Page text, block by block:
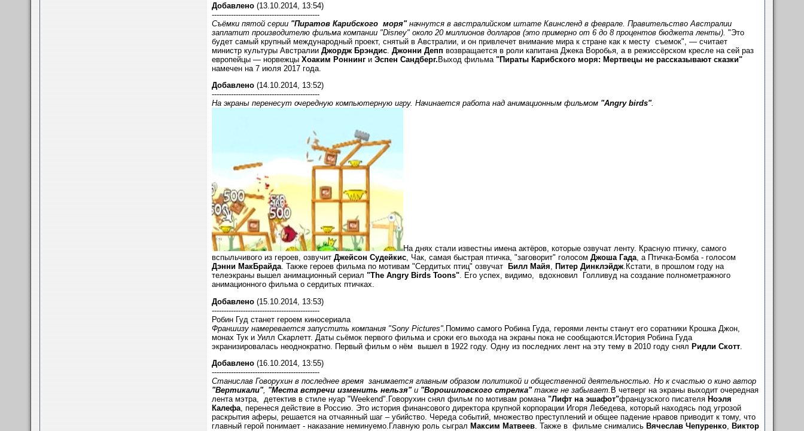
Добавлено(13.10.2014, 13:54)
---------------------------------------------
Съёмки пятой серии "Пиратов Карибского моря"начнутся в австралийском штате Квинсленд в феврале. Правительство Австралии
заплатит производителю фильма компании "Disney" около 20 миллионов долларов (это примерно от 6 до 8 процентов бюджета ленты). "Это
будет самый крупный международный проект, снятый в Австралии, и он привлечет внимание мира к стране как к месту съемок", — считает
министр культуры Австралии Джордж Брэндис. Джонни Депп возвращается в роли капитана Джека Воробья, а в режиссёрском кресле на сей раз
европейцы — норвежцы Хоаким Роннинги Эспен Сандберг. Выход фильма "Пираты Карибского моря: Мертвецы не рассказывают сказки"
намечен на 7 июля 2017 года.
Добавлено(14.10.2014, 13:52)
---------------------------------------------
На экраны перенесут очередную компьютерную игру. Начинается работа над анимационным фильмом "Angry birds".
На днях стали известны имена актёров, которые озвучат ленту. Красную птичку, самого
вспыльчивого из героев, озвучит Джейсон Судейкис, Чак, самая быстрая птичка, "заговорит" голосом Джоша Гада, а Птичка-Бомба - голосом
Дэнни МакБрайда. Также героев фильма по мотивам "Сердитых птиц" озвучат Билл Майя, Питер Динклэйдж.Кстати, в прошлом году на
телеэкраны вышел анимационный сериал "The Angry Birds Toons". Его успех, видимо, вдохновил Голливуд на создание полнометражного
анимационного фильма о сердитых птичках.
Добавлено(15.10.2014, 13:53)
---------------------------------------------
Робин Гуд станет героем киносериала
Франшизу намеревается запустить компания "Sony Pictures". Помимо самого Робина Гуда, героями ленты станут его соратники Крошка Джон,
монах Тук и Уилл Скарлетт. Даты сьёмок первого фильма и сроки его выхода на экраны пока не сообщаются.История Робина Гуда
экранизировалась неоднократно. Первый фильм о нём вышел в 1922 году. Одну из последних лент на эту тему в 2010 году снял Ридли Скотт.
Добавлено(16.10.2014, 13:55)
---------------------------------------------
Станислав Говорухин в последнее время занимается главным образом политикой и общественной деятельностью. Но к счастью о кино автор
"Вертикали", "Места встречи изменить нельзя"и "Ворошиловского стрелка"также не забывает. В четверг на экраны выходит очередная
лента мэтра, детектив в стиле нуар "Weekend".Говорухин снял фильм по мотивам романа "Лифт на эшафот"французского писателя Ноэля
Калефа, перенеся действие в Россию. Это история финансового директора крупной корпорации Игоря Лебедева, который находясь под угрозой
раскрытия аферы, решается на отчаянный шаг – убийство. Череда событий, множество преступлений и общее падение нравов приводит к тому, что
главный герой понимает - наказание неминуемо.Главную роль сыграл Максим Матвеев. Также в фильме снимались Вячеслав Чепуренко,
Виктор